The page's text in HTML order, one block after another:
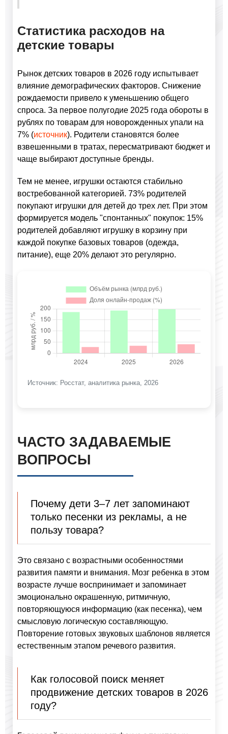
Статистика расходов на
детские товары
Рынок детских товаров в 2026 году испытывает
влияние демографических факторов. Снижение
рождаемости привело к уменьшению общего
спроса. За первое полугодие 2025 года обороты в
рублях по товарам для новорожденных упали на
7% (источник). Родители становятся более
взвешенными в тратах, пересматривают бюджет и
чаще выбирают доступные бренды.
Тем не менее, игрушки остаются стабильно
востребованной категорией. 73% родителей
покупают игрушки для детей до трех лет. При этом
формируется модель "спонтанных" покупок: 15%
родителей добавляют игрушку в корзину при
каждой покупке базовых товаров (одежда,
питание), еще 20% делают это регулярно.
Источник: Росстат, аналитика рынка, 2026
ЧАСТО ЗАДАВАЕМЫЕ
ВОПРОСЫ
Почему дети 3–7 лет запоминают
только песенки из рекламы, а не
пользу товара?
Это связано с возрастными особенностями
развития памяти и внимания. Мозг ребенка в этом
возрасте лучше воспринимает и запоминает
эмоционально окрашенную, ритмичную,
повторяющуюся информацию (как песенка), чем
смысловую логическую составляющую.
Повторение готовых звуковых шаблонов является
естественным этапом речевого развития.
Как голосовой поиск меняет
продвижение детских товаров в 2026
году?